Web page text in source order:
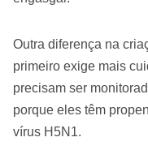
Outra diferença na
primeiro exige mais
precisam ser
porque eles têm
vírus H5N1.